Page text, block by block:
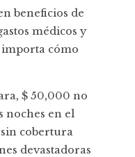
beneficios de
médicos y
importa cómo
$ 50,000 no
noches en el
cobertura
devastadoras